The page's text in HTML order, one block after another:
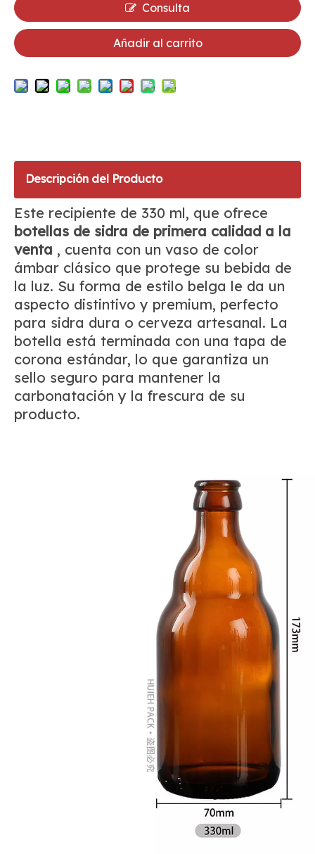
Consulta
Añadir al carrito
Descripción del Producto
Este recipiente de 330 ml, que ofrece
botellas de sidra de primera calidad a la
venta , cuenta con un vaso de color
ámbar clásico que protege su bebida de
la luz. Su forma de estilo belga le da un
aspecto distintivo y premium, perfecto
para sidra dura o cerveza artesanal. La
botella está terminada con una tapa de
corona estándar, lo que garantiza un
sello seguro para mantener la
carbonatación y la frescura de su
producto.